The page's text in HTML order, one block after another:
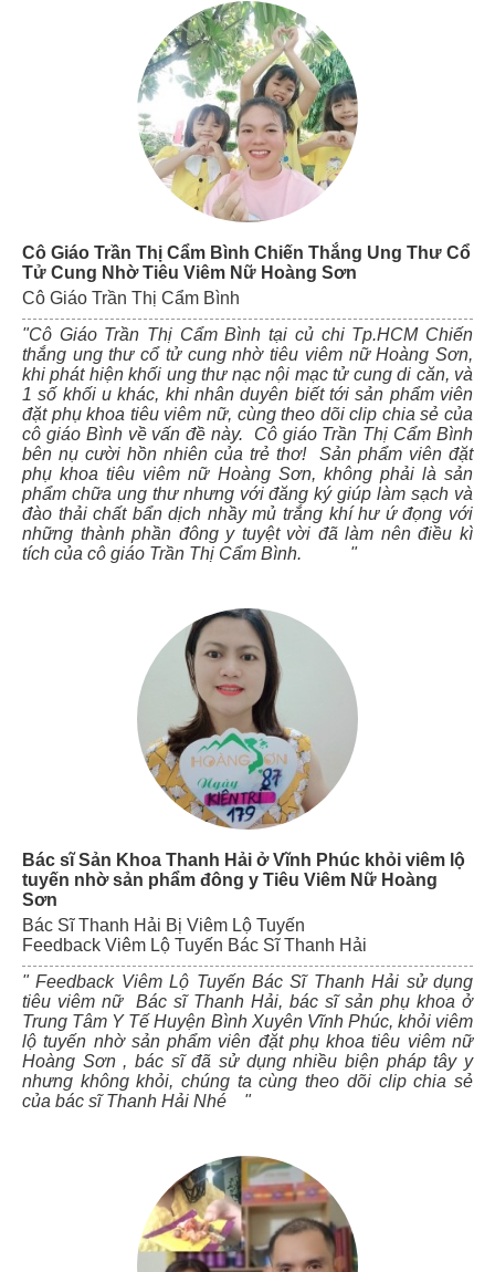
Cô Giáo Trần Thị Cẩm Bình Chiến Thắng Ung Thư Cổ
Tử Cung Nhờ Tiêu Viêm Nữ Hoàng Sơn
Cô Giáo Trần Thị Cẩm Bình
"Cô Giáo Trần Thị Cẩm Bình tại củ chi Tp.HCM Chiến
thắng ung thư cổ tử cung nhờ tiêu viêm nữ Hoàng Sơn,
khi phát hiện khối ung thư nạc nội mạc tử cung di căn, và
1 số khối u khác, khi nhân duyên biết tới sản phẩm viên
đặt phụ khoa tiêu viêm nữ, cùng theo dõi clip chia sẻ của
cô giáo Bình về vấn đề này. Cô giáo Trần Thị Cẩm Bình
bên nụ cười hồn nhiên của trẻ thơ! Sản phẩm viên đặt
phụ khoa tiêu viêm nữ Hoàng Sơn, không phải là sản
phẩm chữa ung thư nhưng với đăng ký giúp làm sạch và
đào thải chất bẩn dịch nhầy mủ trắng khí hư ứ đọng với
những thành phần đông y tuyệt vời đã làm nên điều kì
tích của cô giáo Trần Thị Cẩm Bình. "
Bác sĩ Sản Khoa Thanh Hải ở Vĩnh Phúc khỏi viêm lộ
tuyến nhờ sản phẩm đông y Tiêu Viêm Nữ Hoàng
Sơn
Bác Sĩ Thanh Hải Bị Viêm Lộ Tuyến
Feedback Viêm Lộ Tuyến Bác Sĩ Thanh Hải
" Feedback Viêm Lộ Tuyến Bác Sĩ Thanh Hải sử dụng
tiêu viêm nữ Bác sĩ Thanh Hải, bác sĩ sản phụ khoa ở
Trung Tâm Y Tế Huyện Bình Xuyên Vĩnh Phúc, khỏi viêm
lộ tuyến nhờ sản phẩm viên đặt phụ khoa tiêu viêm nữ
Hoàng Sơn , bác sĩ đã sử dụng nhiều biện pháp tây y
nhưng không khỏi, chúng ta cùng theo dõi clip chia sẻ
của bác sĩ Thanh Hải Nhé "